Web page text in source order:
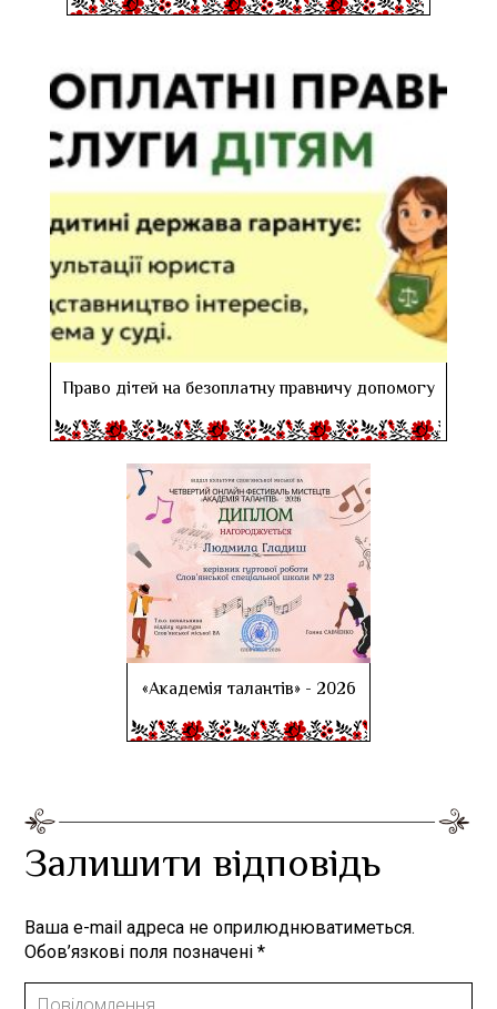
Право дітей на безоплатну правничу допомогу
«Академія талантів» - 2026
Залишити відповідь
Ваша e-mail адреса не оприлюднюватиметься.
Обов’язкові поля позначені*